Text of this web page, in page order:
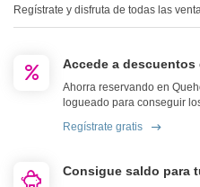
Regístrate y disfruta de todas las
Accede a descuentos
Ahorra reservando en
logueado para conseguir
Regístrate gratis
Consigue saldo para